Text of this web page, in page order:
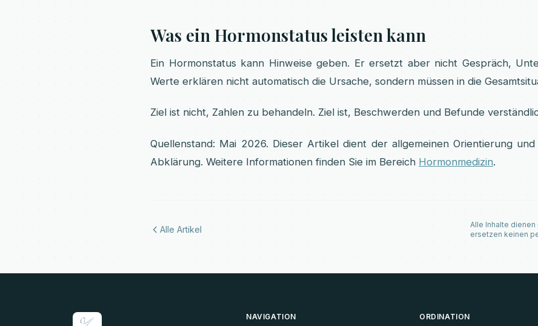
Was ein Hormonstatus leisten kann
Ein Hormonstatus kann Hinweise geben. Er ersetzt aber nicht Gespräch,
Werte erklären nicht automatisch die Ursache, sondern müssen in die
Ziel ist nicht, Zahlen zu behandeln. Ziel ist, Beschwerden und Befunde
Quellenstand: Mai 2026. Dieser Artikel dient der allgemeinen Orientierung
Abklärung. Weitere Informationen finden Sie im Bereich Hormonmedizin.
Alle Artikel
Alle Inhalte
ersetzen keinen
NAVIGATION ORDINATION